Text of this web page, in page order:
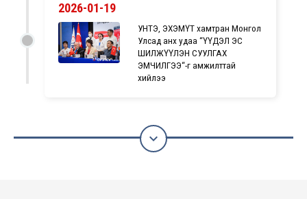
2026-01-19
УНТЭ, ЭХЭМҮТ хамтран Монгол
Улсад анх удаа “ҮҮДЭЛ ЭС
ШИЛЖҮҮЛЭН СУУЛГАХ
ЭМЧИЛГЭЭ“-г амжилттай
хийлээ
